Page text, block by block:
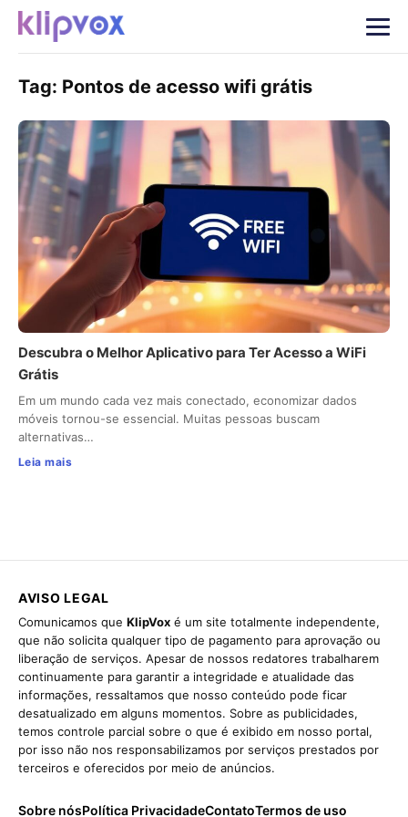
Tag: Pontos de acesso wifi grátis
Descubra o Melhor Aplicativo para Ter Acesso a WiFi
Grátis
Em um mundo cada vez mais conectado, economizar dados
móveis tornou-se essencial. Muitas pessoas buscam
alternativas…
Leia mais
AVISO LEGAL
Comunicamos que KlipVox é um site totalmente independente,
que não solicita qualquer tipo de pagamento para aprovação ou
liberação de serviços. Apesar de nossos redatores trabalharem
continuamente para garantir a integridade e atualidade das
informações, ressaltamos que nosso conteúdo pode ficar
desatualizado em alguns momentos. Sobre as publicidades,
temos controle parcial sobre o que é exibido em nosso portal,
por isso não nos responsabilizamos por serviços prestados por
terceiros e oferecidos por meio de anúncios.
Sobre nósPolítica PrivacidadeContatoTermos de uso